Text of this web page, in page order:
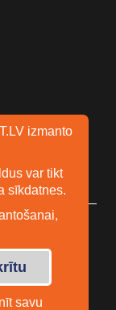
izmanto
var tikt
sīkdatnes.
savu